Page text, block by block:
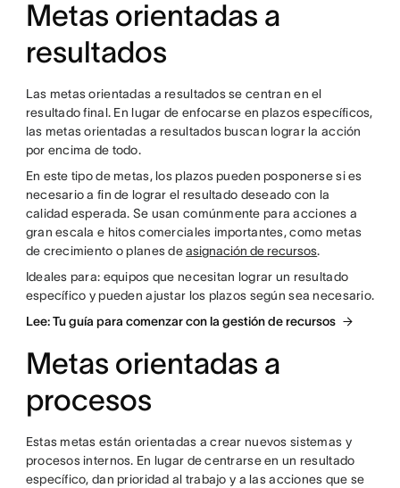
Metas orientadas a
resultados
Las metas orientadas a resultados se centran en el
resultado final. En lugar de enfocarse en plazos específicos,
las metas orientadas a resultados buscan lograr la acción
por encima de todo.
En este tipo de metas, los plazos pueden posponerse si es
necesario a fin de lograr el resultado deseado con la
calidad esperada. Se usan comúnmente para acciones a
gran escala e hitos comerciales importantes, como metas
de crecimiento o planes deasignación de recursos.
Ideales para: equipos que necesitan lograr un resultado
específico y pueden ajustar los plazos según sea necesario.
Lee: Tu guía para comenzar con la gestión de recursos
Metas orientadas a
procesos
Estas metas están orientadas a crear nuevos sistemas y
procesos internos. En lugar de centrarse en un resultado
específico, dan prioridad al trabajo y a las acciones que se